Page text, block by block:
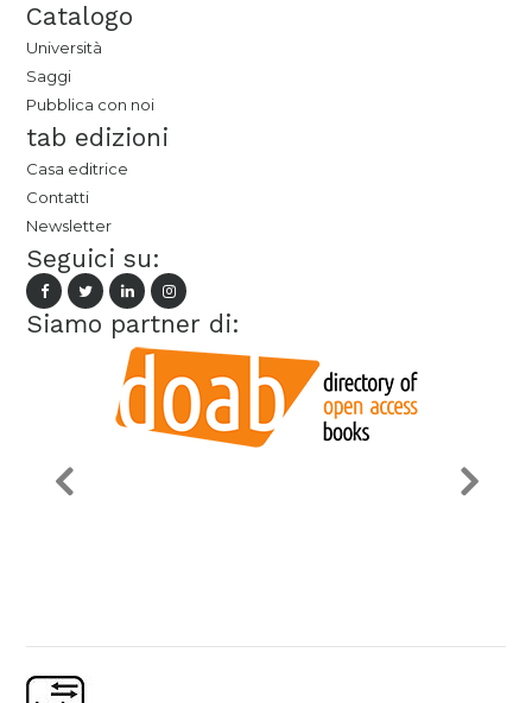
Catalogo
Università
Saggi
Pubblica con noi
tab edizioni
Casa editrice
Contatti
Newsletter
Seguici su:
Siamo partner di: